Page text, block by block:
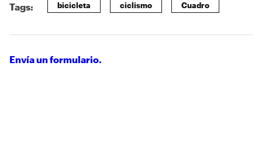
Tags: bicicleta ciclismo Cuadro
Envía un formulario.